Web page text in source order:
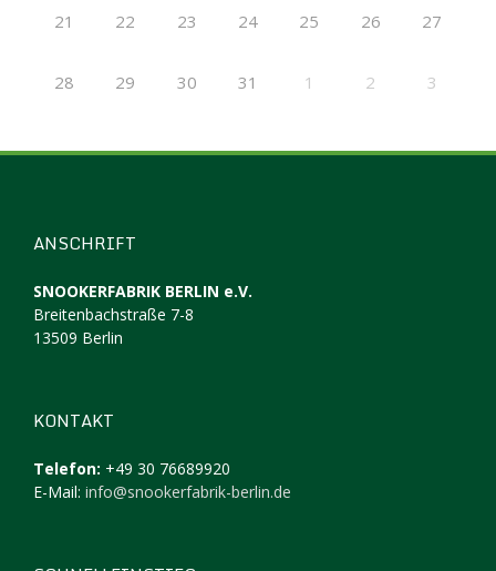
21 22 23 24 25 26 27
28 29 30 31 1 2 3
ANSCHRIFT
SNOOKERFABRIK BERLIN e.V.
Breitenbachstraße 7-8
13509 Berlin
KONTAKT
Telefon: +49 30 76689920
E-Mail: info@snookerfabrik-berlin.de